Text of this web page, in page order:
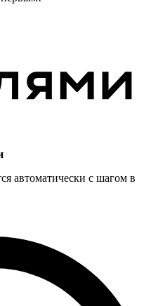
автоматически с шагом в